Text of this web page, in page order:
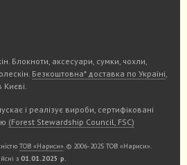
Блокноти, аксесуари, сумки, чохли,
Безкоштовна* доставка по Україні
і реалізує вироби, сертифіковані
(Forest Stewardship Council, FSC)
ТОВ «Нариси». © 2006-2025 ТОВ «Нариси».
з 01.01.2025 р.